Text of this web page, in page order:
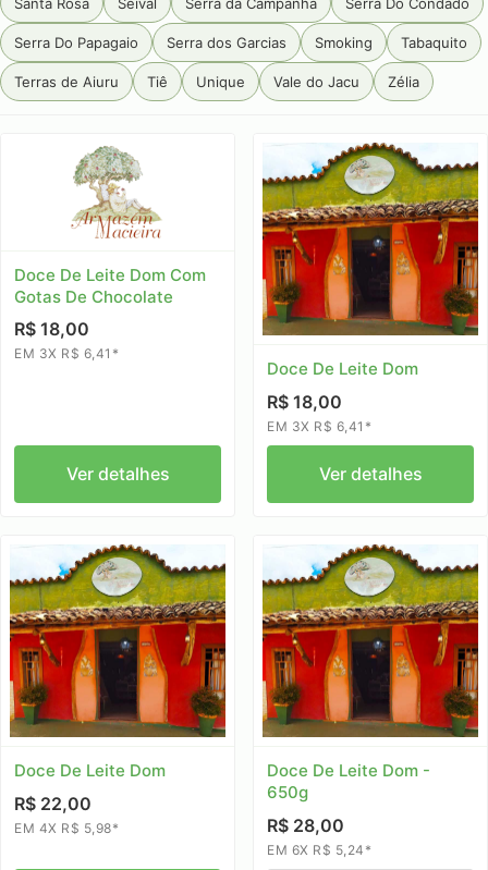
Serra Do Papagaio Serra dos Garcias Smoking Tabaquito
Terras de Aiuru Tiê Unique Vale do Jacu Zélia
Doce De Leite Dom Com
Gotas De Chocolate
R$ 18,00
EM 3X R$ 6,41*
Ver detalhes
Doce De Leite Dom
R$ 18,00
EM 3X R$ 6,41*
Ver detalhes
Doce De Leite Dom
R$ 22,00
EM 4X R$ 5,98*
Doce De Leite Dom -
650g
R$ 28,00
EM 6X R$ 5,24*